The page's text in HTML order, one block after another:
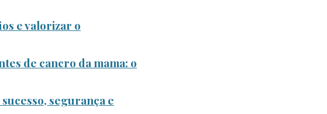
e valorizar o
de cancro da mama: o
segurança e